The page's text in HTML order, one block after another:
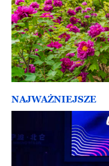
NAJWAŻNIEJSZE